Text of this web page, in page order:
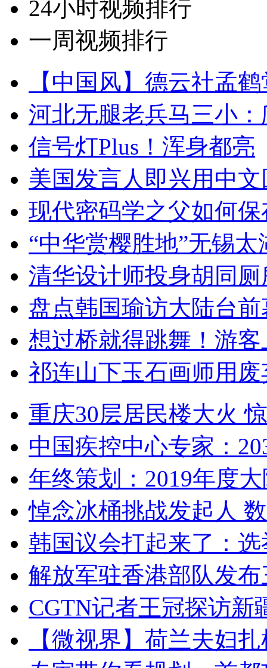
24小时视频排行
一周视频排行
【中国风】德云社孟
河北无腿老兵马三小
信号灯Plus！浑身都亮
美国发言人即兴用中
现代密码学之父如何
“中华赏樱胜地”无锡
清华设计师投身胡同
盘点韩国瑜访大陆台
想过桥就得跳舞！游客
祁连山下玉石画师用
重庆30层居民楼大火
中国疾控中心专家：
年终策划：2019年度
悼念冰桶挑战发起人
韩国议会打起来了：
解放军驻香港部队发
CGTN记者王冠探访新
【微视界】荷兰夫妇